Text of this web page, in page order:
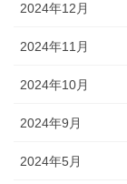
2024年12月
2024年11月
2024年10月
2024年9月
2024年5月